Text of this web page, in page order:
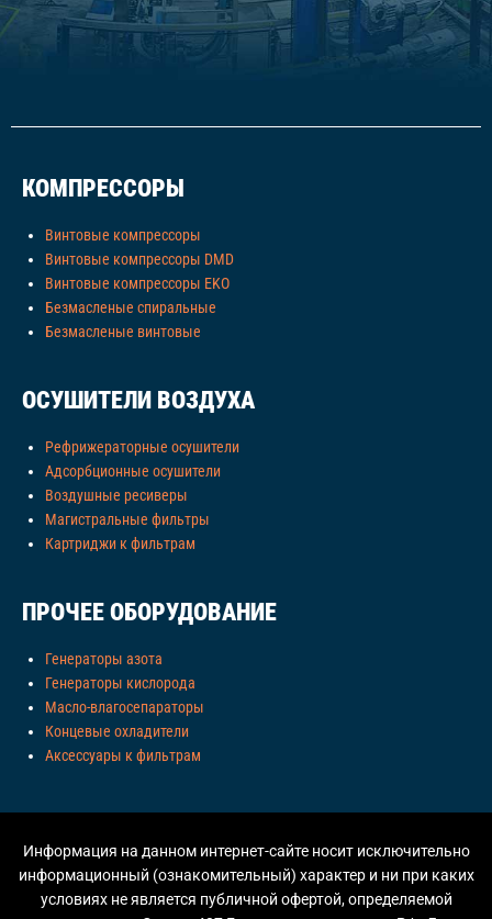
КОМПРЕССОРЫ
Винтовые компрессоры
Винтовые компрессоры DMD
Винтовые компрессоры EKO
Безмасленые спиральные
Безмасленые винтовые
ОСУШИТЕЛИ ВОЗДУХА
Рефрижераторные осушители
Адсорбционные осушители
Воздушные ресиверы
Магистральные фильтры
Картриджи к фильтрам
ПРОЧЕЕ ОБОРУДОВАНИЕ
Генераторы азота
Генераторы кислорода
Масло-влагосепараторы
Концевые охладители
Аксессуары к фильтрам
Информация на данном интернет-сайте носит исключительно
информационный (ознакомительный) характер и ни при каких
условиях не является публичной офертой, определяемой